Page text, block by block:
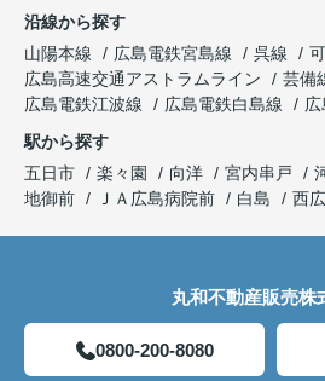
沿線から探す
山陽本線
広島電鉄宮島線 呉線
広島高速交通アストラムライン
芸備
広島電鉄江波線
広島電鉄白島線
駅から探す
五日市
楽々園 向洋 宮内串戸
地御前
ＪＡ広島病院前 白島 西
丸和不動産販売株
0800-200-8080